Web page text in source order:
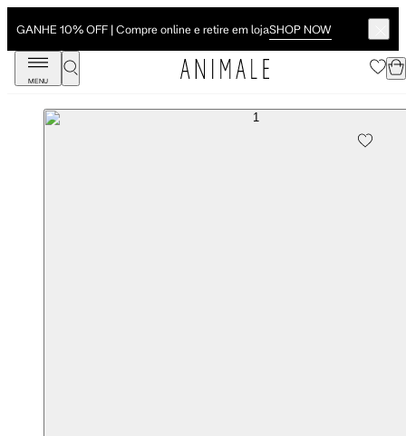
GANHE 10% OFF | Compre online e retire em lojaSHOP NOW
MENU